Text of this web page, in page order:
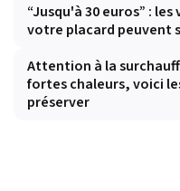
“Jusqu'à 30 euros” :
votre placard peuvent
Attention à la
fortes chaleurs, voici
préserver